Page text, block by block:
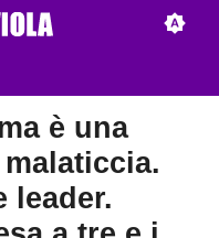
è una
leader.